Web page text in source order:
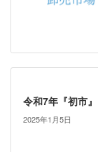
令和7年『初市』
2025年1月5日